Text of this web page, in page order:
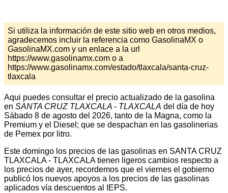
Si utiliza la información de este sitio web en otros medios,
agradecemos incluir la referencia como GasolinaMX o
GasolinaMX.com y un enlace a la url
https://www.gasolinamx.com o a
https://www.gasolinamx.com/estado/tlaxcala/santa-cruz-
tlaxcala
Aqui puedes consultar el precio actualizado de la gasolina
en SANTA CRUZ TLAXCALA - TLAXCALA del día de hoy
Sábado 8 de agosto del 2026, tanto de la Magna, como la
Premium y el Diesel; que se despachan en las gasolinerias
de Pemex por litro.
Este domingo los precios de las gasolinas en SANTA CRUZ
TLAXCALA - TLAXCALA tienen ligeros cambios respecto a
los precios de ayer, recordemos que el viernes el gobierno
publicó los nuevos apoyos a los precios de las gasolinas
aplicados vía descuentos al IEPS.